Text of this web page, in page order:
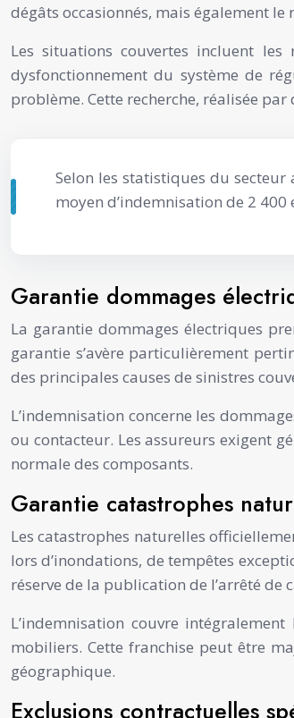
dégâts occasionnés, mais également
Les situations couvertes incluent
dysfonctionnement du système de
problème. Cette recherche, réalisée
Selon les statistiques du
moyen d’indemnisation de 2 400
Garantie dommages
La garantie dommages électriques
garantie s’avère particulièrement
des principales causes de sinistres
L’indemnisation concerne les
ou contacteur. Les assureurs exigent
normale des composants.
Garantie catastrophes
Les catastrophes naturelles
lors d’inondations, de tempêtes
réserve de la publication de l’arrêté
L’indemnisation couvre
mobiliers. Cette franchise peut être
géographique.
Exclusions contractuelles